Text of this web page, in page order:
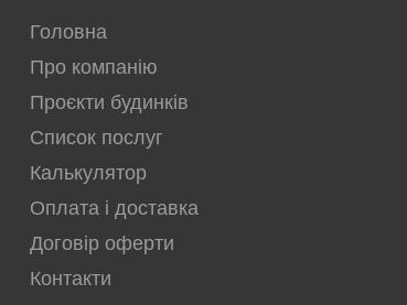
Головна
Про компанію
Проєкти будинків
Список послуг
Калькулятор
Оплата і доставка
Договір оферти
Контакти